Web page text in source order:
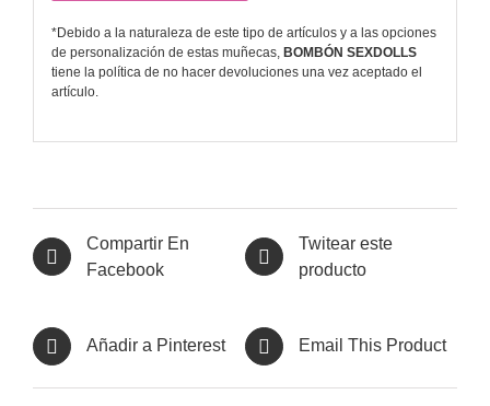
*Debido a la naturaleza de este tipo de artículos y a las opciones
de personalización de estas muñecas, BOMBÓN SEXDOLLS
tiene la política de no hacer devoluciones una vez aceptado el
artículo.
Compartir En
Facebook
Twitear este
producto
Añadir a Pinterest Email This Product